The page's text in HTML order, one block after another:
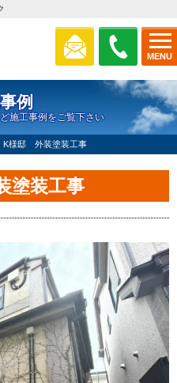
MENU
例
施工事例をご覧下さい
様邸 外装塗装工事
装工事